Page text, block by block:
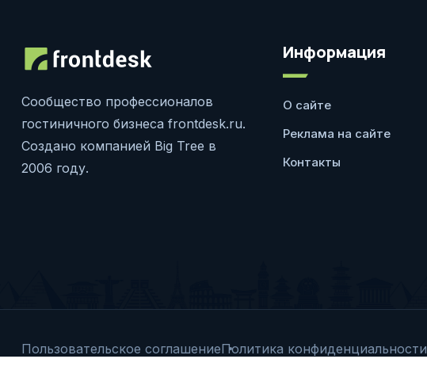
Сообщество профессионалов
гостиничного бизнеса frontdesk.ru.
Создано компанией Big Tree в
2006 году.
Информация
О сайте
Реклама на сайте
Контакты
Пользовательское соглашениеПолитика конфиденциальности